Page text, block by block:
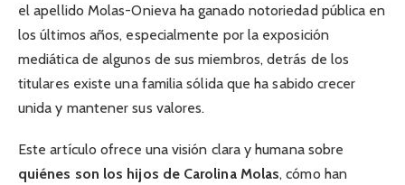
el apellido Molas-Onieva ha ganado notoriedad pública en
los últimos años, especialmente por la exposición
mediática de algunos de sus miembros, detrás de los
titulares existe una familia sólida que ha sabido crecer
unida y mantener sus valores.
Este artículo ofrece una visión clara y humana sobre
quiénes son los hijos de Carolina Molas, cómo han